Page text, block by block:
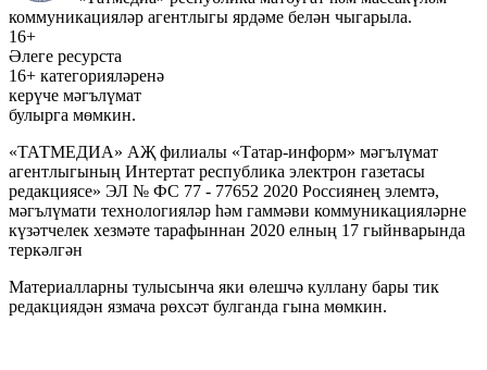
коммуникацияләр агентлыгы ярдәме белән чыгарыла.
16+
Әлеге ресурста
16+ категорияләренә
керүче мәгълүмат
булырга мөмкин.
«ТАТМЕДИА» АҖ филиалы «Татар-информ» мәгълүмат
агентлыгының Интертат республика электрон газетасы
редакциясе» ЭЛ № ФС 77 - 77652 2020 Россиянең элемтә,
мәгълүмати технологияләр һәм гаммәви коммуникацияләрне
күзәтчелек хезмәте тарафыннан 2020 елның 17 гыйнварында
теркәлгән
Материалларны тулысынча яки өлешчә куллану бары тик
редакциядән язмача рөхсәт булганда гына мөмкин.